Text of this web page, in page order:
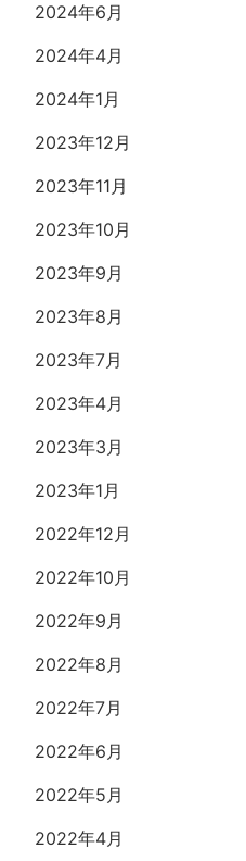
2024年6月
2024年4月
2024年1月
2023年12月
2023年11月
2023年10月
2023年9月
2023年8月
2023年7月
2023年4月
2023年3月
2023年1月
2022年12月
2022年10月
2022年9月
2022年8月
2022年7月
2022年6月
2022年5月
2022年4月